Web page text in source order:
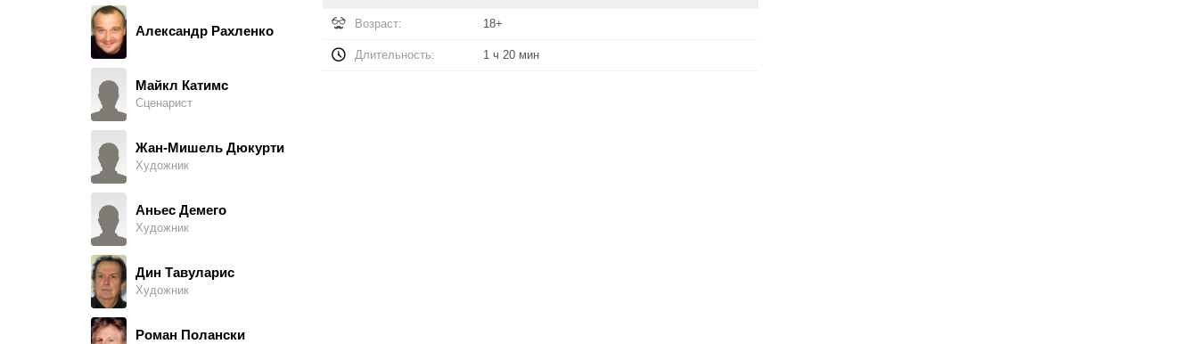
Александр Рахленко
Майкл Катимс
Сценарист
Жан-Мишель Дюкурти
Художник
Аньес Демего
Художник
Дин Тавуларис
Художник
Роман Полански
Возраст: 18+
Длительность: 1 ч 20 мин